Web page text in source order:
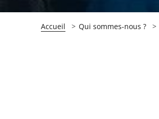
Accueil Qui sommes-nous ?